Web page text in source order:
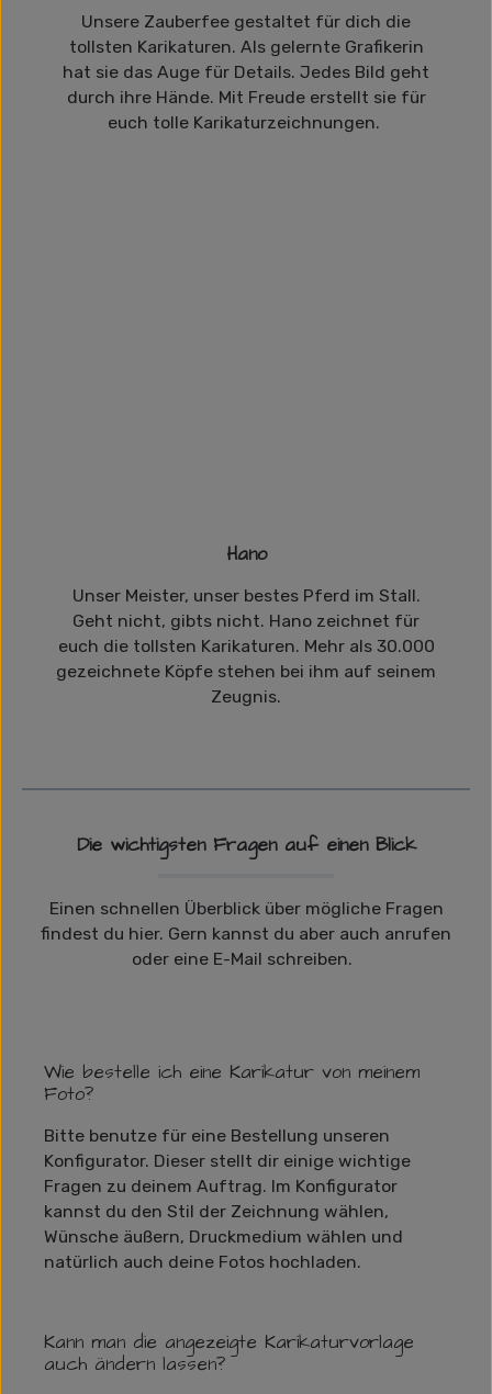
Unsere Zauberfee gestaltet für dich die
tollsten Karikaturen. Als gelernte Grafikerin
hat sie das Auge für Details. Jedes Bild geht
durch ihre Hände. Mit Freude erstellt sie für
euch tolle Karikaturzeichnungen.
Hano
Unser Meister, unser bestes Pferd im Stall.
Geht nicht, gibts nicht. Hano zeichnet für
euch die tollsten Karikaturen. Mehr als 30.000
gezeichnete Köpfe stehen bei ihm auf seinem
Zeugnis.
Die wichtigsten Fragen auf einen Blick
Einen schnellen Überblick über mögliche Fragen
findest du hier. Gern kannst du aber auch anrufen
oder eine E-Mail schreiben.
Wie bestelle ich eine Karikatur von meinem
Foto?
Bitte benutze für eine Bestellung unseren
Konfigurator. Dieser stellt dir einige wichtige
Fragen zu deinem Auftrag. Im Konfigurator
kannst du den Stil der Zeichnung wählen,
Wünsche äußern, Druckmedium wählen und
natürlich auch deine Fotos hochladen.
Kann man die angezeigte Karikaturvorlage
auch ändern lassen?